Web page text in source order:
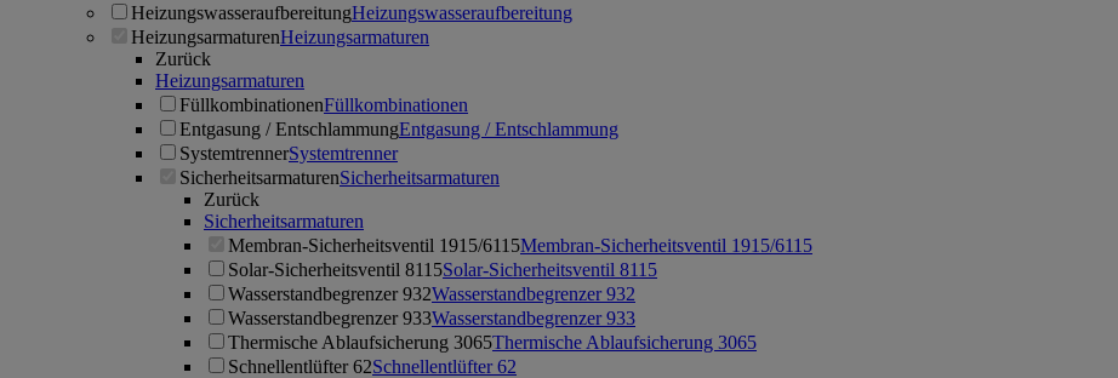
HeizungswasseraufbereitungHeizungswasseraufbereitung
HeizungsarmaturenHeizungsarmaturen
Zurück
Heizungsarmaturen
FüllkombinationenFüllkombinationen
Entgasung / EntschlammungEntgasung / Entschlammung
SystemtrennerSystemtrenner
SicherheitsarmaturenSicherheitsarmaturen
Zurück
Sicherheitsarmaturen
Membran-Sicherheitsventil 1915/6115Membran-Sicherheitsventil 1915/6115
Solar-Sicherheitsventil 8115Solar-Sicherheitsventil 8115
Wasserstandbegrenzer 932Wasserstandbegrenzer 932
Wasserstandbegrenzer 933Wasserstandbegrenzer 933
Thermische Ablaufsicherung 3065Thermische Ablaufsicherung 3065
Schnellentlüfter 62Schnellentlüfter 62